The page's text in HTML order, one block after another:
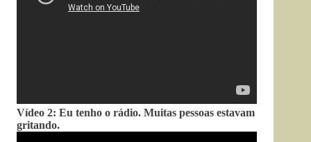
Vídeo 2: Eu tenho o rádio. Muitas pessoas estavam
gritando.